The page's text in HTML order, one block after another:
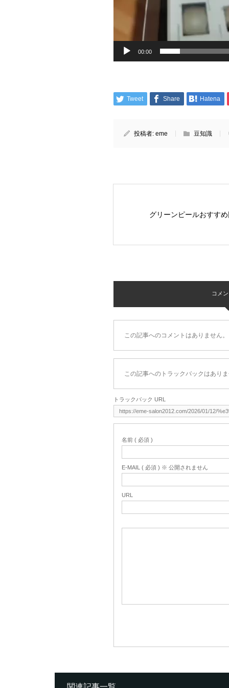
00:00
Tweet Share Hatena
投稿者: eme 豆知識
グリーンピールおすす
コメ
この記事へのコメントはありません。
この記事へのトラックバックはあり
トラックバック URL
名前 ( 必須 )
E-MAIL ( 必須 ) ※ 公開されません
URL